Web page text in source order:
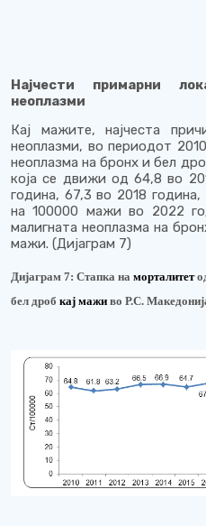
Најчести примарни
неоплазми
Кај мажите, најчеста
неоплазми, во периодот
неоплазма на бронх и бел
која се движи од 64,8 во
година, 67,3во 2018 година,
на 100000 мажи во 2022
малигната неоплазма на
мажи. (Дијаграм 7)
Дијаграм 7: Стапка на морталитет
бел дроб кај мажи во Р.С.